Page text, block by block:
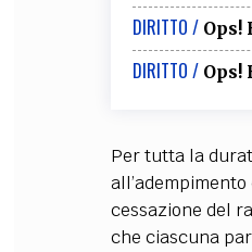
DIRITTO /
DIRITTO /
Per tutta la
cessazione del
che ciascuna